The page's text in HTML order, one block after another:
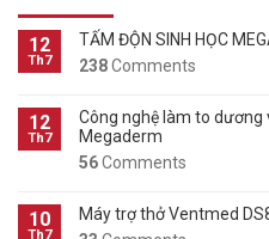
12
Th7
TẤM ĐỘN SINH HỌC
238Comments
12
Th7
Công nghệ làm to
Megaderm
56Comments
10
Th7
Máy trợ thở Ventmed